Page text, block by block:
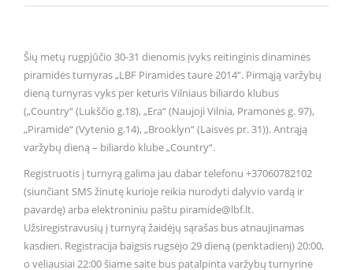
Šių metų rugpjūčio 30-31 dienomis įvyks reitinginis dinaminės
piramidės turnyras „LBF Piramidės taurė 2014“. Pirmąją varžybų
dieną turnyras vyks per keturis Vilniaus biliardo klubus
(„Country“ (Lukščio g.18), „Era“ (Naujoji Vilnia, Pramonės g. 97),
„Piramidė“ (Vytenio g.14), „Brooklyn“ (Laisvės pr. 31)). Antrąją
varžybų dieną – biliardo klube „Country“.
Registruotis į turnyrą galima jau dabar telefonu +37060782102
(siunčiant SMS žinutę kurioje reikia nurodyti dalyvio vardą ir
pavardę) arba elektroniniu paštu piramide@lbf.lt.
Užsiregistravusių į turnyrą žaidėjų sąrašas bus atnaujinamas
kasdien. Registracija baigsis rugsėjo 29 dieną (penktadienį) 20:00,
o vėliausiai 22:00 šiame saite bus patalpinta varžybų turnyrinė